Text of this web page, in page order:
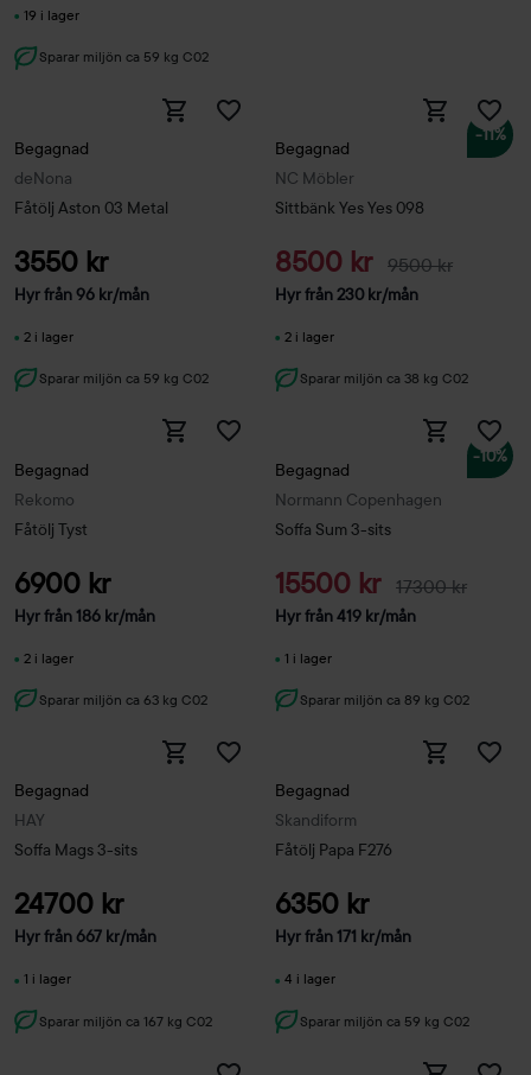
19 i lager
Sparar miljön ca 59 kg C02
deNona
Begagnad
Fåtölj Aston 03 Metal
3550 kr
Hyr från96 kr/mån
2 i lager
Sparar miljön ca 59 kg C02
-11%
NC Möbler
Begagnad
Sittbänk Yes Yes 098
8500 kr 9500 kr
Hyr från230kr/mån
2 i lager
Sparar miljön ca 38 kg C02
Rekomo
Begagnad
Fåtölj Tyst
6900 kr
Hyr från186 kr/mån
2 i lager
Sparar miljön ca 63 kg C02
-10%
Normann Copenhagen
Begagnad
Soffa Sum 3-sits
15500 kr 17300 kr
Hyr från419 kr/mån
1 i lager
Sparar miljön ca 89 kg C02
HAY
Begagnad
Soffa Mags 3-sits
24700 kr
Hyr från667 kr/mån
1 i lager
Sparar miljön ca 167 kg C02
Skandiform
Begagnad
Fåtölj Papa F276
6350 kr
Hyr från171 kr/mån
4 i lager
Sparar miljön ca 59 kg C02